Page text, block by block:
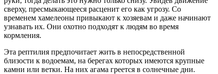
сверху, пресмыкающееся расценит его как угрозу. Со
временем хамелеоны привыкают к хозяевам и даже начинают
узнавать их. Они охотно подходят к людям во время
кормления.
Эта рептилия предпочитает жить в непосредственной
близости к водоемам, на берегах которых имеются крупные
камни или ветки. На них агама греется в солнечные дни.